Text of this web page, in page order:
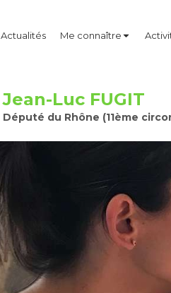
Actualités Me connaître
Jean-Luc FUGIT
Député du Rhône (11ème